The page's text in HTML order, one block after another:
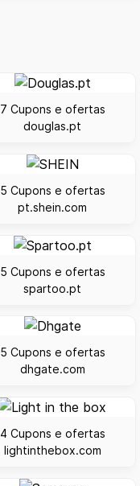
7 Cupons e ofertas
douglas.pt
5 Cupons e ofertas
pt.shein.com
5 Cupons e ofertas
spartoo.pt
5 Cupons e ofertas
dhgate.com
4 Cupons e ofertas
lightinthebox.com